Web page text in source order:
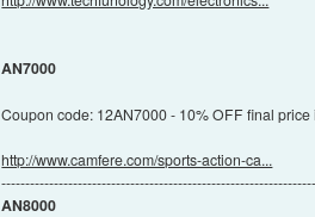
AN7000
Coupon code: 12AN7000 - 10% OFF final price
http://www.camfere.com/sports-action-ca...
AN8000